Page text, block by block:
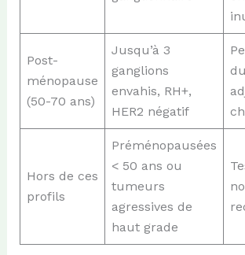
Post-
ménopause
(50-70 ans)
Jusqu’à 3
ganglions
envahis, RH+,
HER2 négatif
Hors de ces
profils
Préménopausées
< 50 ans ou
tumeurs
agressives de
haut grade